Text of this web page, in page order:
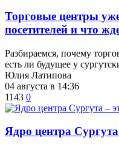
Торговые центры
посетителей и что
Разбираемся, почему
есть ли будущее у
Юлия Латипова
04 августа в 14:36
1143 0
​Ядро центра